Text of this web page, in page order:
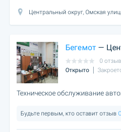
Центральный округ, Омская
Бегемот —
0
Открыто
Техническое обслуживание
Будьте первым, кто оставит отзыв